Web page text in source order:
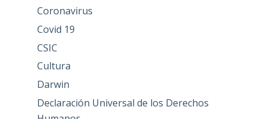
Coronavirus
Covid 19
CSIC
Cultura
Darwin
Declaración Universal de los Derechos